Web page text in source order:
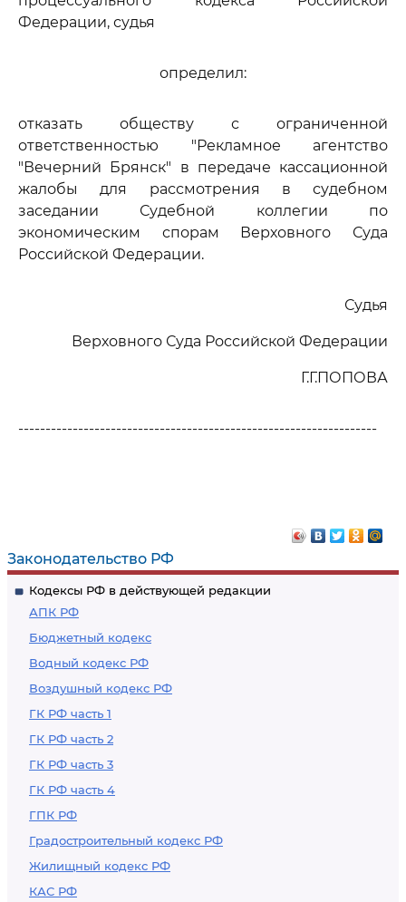
Законодательство РФ
Кодексы РФ в действующей редакции
АПК РФ
Бюджетный кодекс
Водный кодекс РФ
Воздушный кодекс РФ
ГК РФ часть 1
ГК РФ часть 2
ГК РФ часть 3
ГК РФ часть 4
ГПК РФ
Градостроительный кодекс РФ
Жилищный кодекс РФ
КАС РФ
Федерации, судья
определил:
отказать обществу с ограниченной
ответственностью "Рекламное агентство
"Вечерний Брянск" в передаче кассационной
жалобы для рассмотрения в судебном
заседании Судебной коллегии по
экономическим спорам Верховного Суда
Российской Федерации.
Судья
Верховного Суда Российской Федерации
Г.Г.ПОПОВА
------------------------------------------------------------------